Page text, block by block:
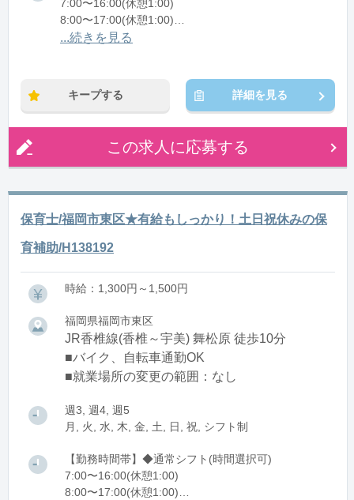
7:00〜16:00(休憩1:00)
8:00〜17:00(休憩1:00)
12:00〜21:00(休憩1:00)
...続きを見る
キープする 詳細を見る
この求人に応募する
保育士/福岡市東区★有給もしっかり！土日祝休みの保
育補助/H138192
時給：1,300円～1,500円
福岡県福岡市東区
JR香椎線(香椎～宇美) 舞松原 徒歩10分
■バイク、自転車通勤OK
■就業場所の変更の範囲：なし
週3, 週4, 週5
月, 火, 水, 木, 金, 土, 日, 祝, シフト制
【勤務時間帯】◆通常シフト(時間選択可)
7:00〜16:00(休憩1:00)
8:00〜17:00(休憩1:00)